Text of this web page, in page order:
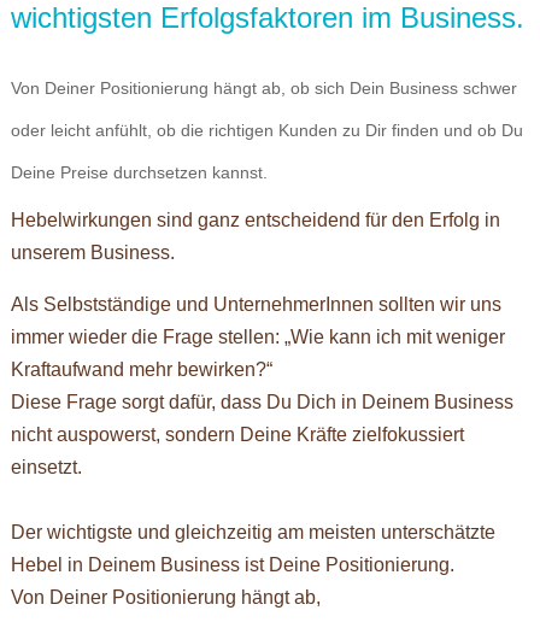
wichtigsten Erfolgsfaktoren im Business.
Von Deiner Positionierung hängt ab, ob sich Dein Business schwer
oder leicht anfühlt, ob die richtigen Kunden zu Dir finden und ob Du
Deine Preise durchsetzen kannst.
Hebelwirkungen sind ganz entscheidend für den Erfolg in
unserem Business.
Als Selbstständige und UnternehmerInnen sollten wir uns
immer wieder die Frage stellen: „Wie kann ich mit weniger
Kraftaufwand mehr bewirken?“
Diese Frage sorgt dafür, dass Du Dich in Deinem Business
nicht auspowerst, sondern Deine Kräfte zielfokussiert
einsetzt.
Der wichtigste und gleichzeitig am meisten unterschätzte
Hebel in Deinem Business ist Deine Positionierung.
Von Deiner Positionierung hängt ab,